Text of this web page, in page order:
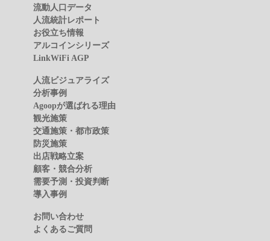
流動人口データ
人流統計レポート
お役立ち情報
アルコインシリーズ
LinkWiFi AGP
人流ビジュアライズ
分析事例
Agoopが選ばれる理由
観光施策
交通施策・都市政策
防災施策
出店戦略立案
顧客・競合分析
需要予測・投資判断
導入事例
お問い合わせ
よくあるご質問